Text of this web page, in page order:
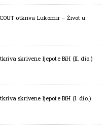
otkriva Lukomir – Život u
skrivene ljepote BiH (II. dio.)
skrivene ljepote BiH (I. dio.)